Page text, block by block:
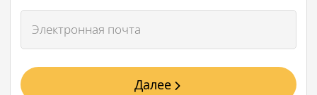
Далее